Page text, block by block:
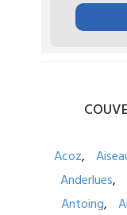
Acoz
Anderlues
Antoing